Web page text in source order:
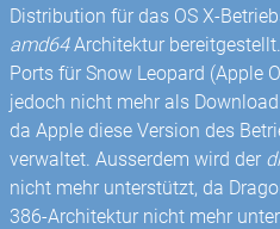
Distribution für das OS X-
amd64Architektur
Ports für Snow Leopard (Apple
jedoch nicht mehr als
da Apple diese Version des
verwaltet. Ausserdem wird der
nicht mehr unterstützt, da
386-Architektur nicht mehr